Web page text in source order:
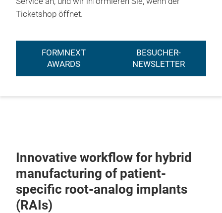
Ticketshop öffnet.
FORMNEXT
AWARDS
BESUCHER-
NEWSLETTER
Innovative workflow for hybrid
manufacturing of patient-
specific root-analog implants
(RAIs)